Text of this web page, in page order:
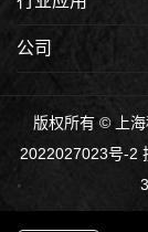
公司
版权所有 © 上
2022027023号-2